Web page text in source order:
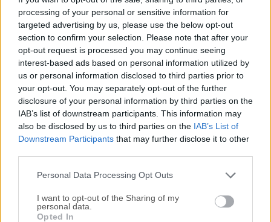
processing of your personal or sensitive information for
targeted advertising by us, please use the below opt-out
section to confirm your selection. Please note that after your
opt-out request is processed you may continue seeing
interest-based ads based on personal information utilized by
us or personal information disclosed to third parties prior to
your opt-out. You may separately opt-out of the further
disclosure of your personal information by third parties on the
IAB’s list of downstream participants. This information may
also be disclosed by us to third parties on the IAB’s List of
Downstream Participants that may further disclose it to other
Personal Data Processing Opt Outs
I want to opt-out of the Sharing of my
personal data.
Opted In
multilenguaje, multiplataforma y de múltiples proveedores.
Eclipse para macOS proporciona un marco basado en plug-
ins que facilita la creación, integración y utilización de
herramientas de software, ahorrando tiempo y dinero. Al
colaborar y explotar la tecnología de integración central, los
productores de herramientas pueden aprovechar la
reutilización de la plataforma y concentrarse en las
competencias clave para crear nueva tecnología de
desarrollo. La Plataforma Eclipse está escrita en el lenguaje
Java y viene con amplios kits de herramientas y ejemplos
para la construcción de plug-ins. Estos proyectos pueden